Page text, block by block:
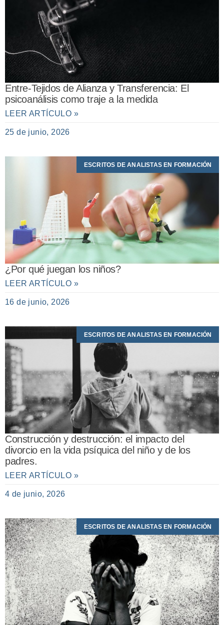
Entre-Tejidos de Alianza y Transferencia: El
psicoanálisis como traje a la medida
LEER ARTÍCULO »
25 de junio, 2026
ESCRITOS DE ANALISTAS EN FORMACIÓN
¿Por qué juegan los niños?
LEER ARTÍCULO »
16 de junio, 2026
ESCRITOS DE ANALISTAS EN FORMACIÓN
Construcción y destrucción: el impacto del
divorcio en la vida psíquica del niño y de los
padres.
LEER ARTÍCULO »
4 de junio, 2026
ESCRITOS DE ANALISTAS EN FORMACIÓN